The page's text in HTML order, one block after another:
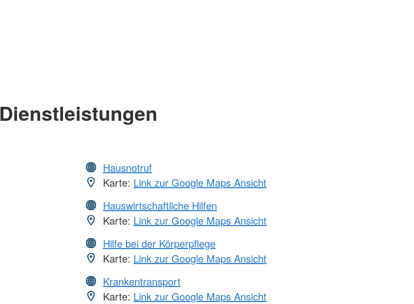
Dienstleistungen
Hausnotruf
Karte: Link zur Google Maps Ansicht
Hauswirtschaftliche Hilfen
Karte: Link zur Google Maps Ansicht
Hilfe bei der Körperpflege
Karte: Link zur Google Maps Ansicht
Krankentransport
Karte: Link zur Google Maps Ansicht